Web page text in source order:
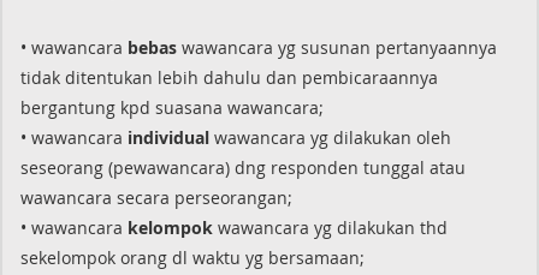
• wawancara bebas wawancara yg susunan pertanyaannya
tidak ditentukan lebih dahulu dan pembicaraannya
bergantung kpd suasana wawancara;
• wawancara individual wawancara yg dilakukan oleh
seseorang (pewawancara) dng responden tunggal atau
wawancara secara perseorangan;
• wawancara kelompok wawancara yg dilakukan thd
sekelompok orang dl waktu yg bersamaan;